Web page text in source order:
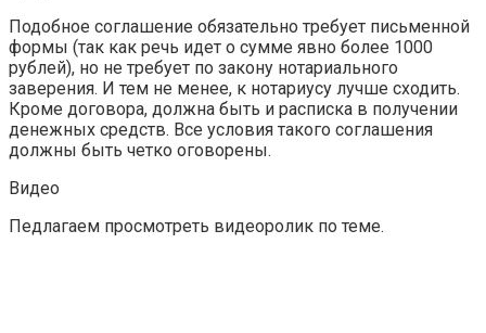
Подобное соглашение обязательно требует письменной
формы (так как речь идет о сумме явно более 1000
рублей), но не требует по закону нотариального
заверения. И тем не менее, к нотариусу лучше сходить.
Кроме договора, должна быть и расписка в получении
денежных средств. Все условия такого соглашения
должны быть четко оговорены.
Видео
Педлагаем просмотреть видеоролик по теме.